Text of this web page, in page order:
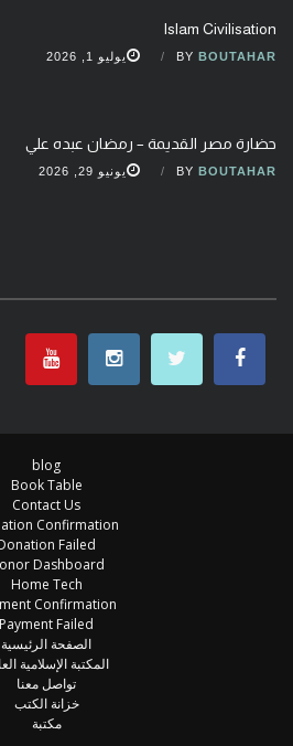
Islam Civilisation
BY BOUTAHAR يوليو 1, 2026
حضارة مصر القديمة – رمضان عبده علي
BY BOUTAHAR يونيو 29, 2026
blog
Book Table
Contact Us
Confirmation
Failed
Dashboard
Home Tech
Confirmation
Payment Failed
الصفحة الرئيسية
المكتبة الإسلامية
تواصل معنا
خزانة الكتب
مكتبة